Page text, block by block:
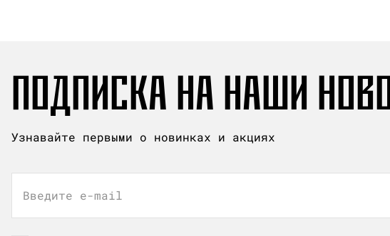
ПОДПИСКА НА НАШИ
Узнавайте первыми о новинках и акциях
Введите e-mail